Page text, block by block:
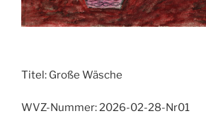
Titel: Große Wäsche
WVZ-Nummer:2026-02-28-Nr01